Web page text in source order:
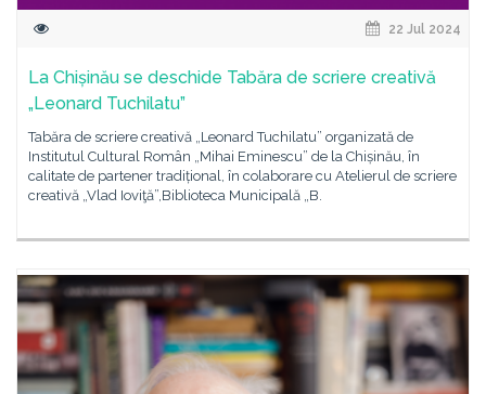
22 Jul 2024
La Chișinău se deschide Tabăra de scriere creativă
„Leonard Tuchilatu”
Tabăra de scriere creativă „Leonard Tuchilatu” organizată de
Institutul Cultural Român „Mihai Eminescu” de la Chișinău, în
calitate de partener tradițional, în colaborare cu Atelierul de scriere
creativă „Vlad Ioviţă”,Biblioteca Municipală „B.